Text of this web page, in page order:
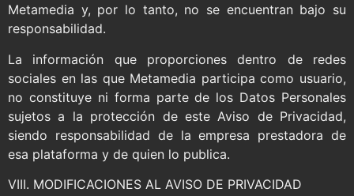
Metamedia y, por lo tanto, no se encuentran bajo su
responsabilidad.
La información que proporciones dentro de redes
sociales en las que Metamedia participa como usuario,
no constituye ni forma parte de los Datos Personales
sujetos a la protección de este Aviso de Privacidad,
siendo responsabilidad de la empresa prestadora de
esa plataforma y de quien lo publica.
VIII. MODIFICACIONES AL AVISO DE PRIVACIDAD